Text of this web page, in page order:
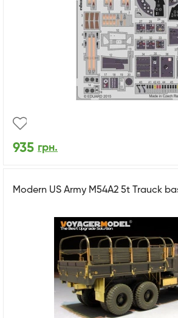
935 грн.
Modern US Army M54A2 5t Trauck